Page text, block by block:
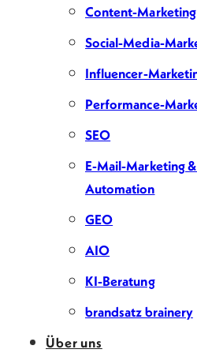
Content-Marketing
Social-Media-
Influencer-
Performance-
SEO
E-Mail-Marketing
Automation
GEO
AIO
KI-Beratung
brandsatz brainery
Über uns